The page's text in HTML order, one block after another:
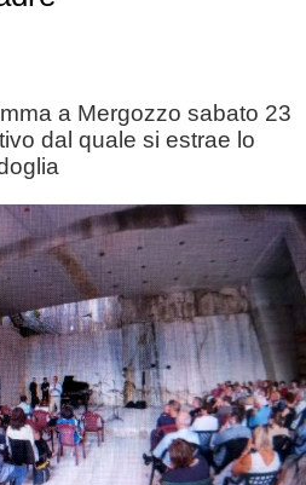
a Mergozzo sabato 23
dal quale si estrae lo